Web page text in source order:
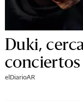
Duki,
conciertos
elDiarioAR